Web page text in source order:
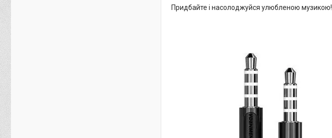
Придбайте і насолоджуйся улюбленою музикою!